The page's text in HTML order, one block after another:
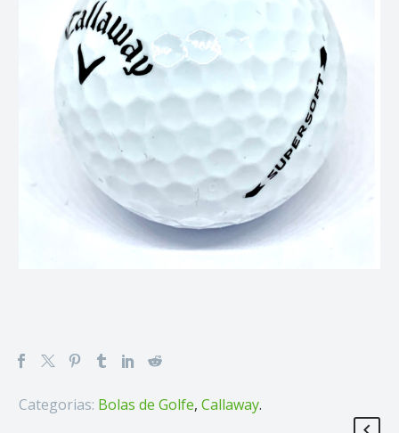
Categorias: Bolas de Golfe, Callaway.